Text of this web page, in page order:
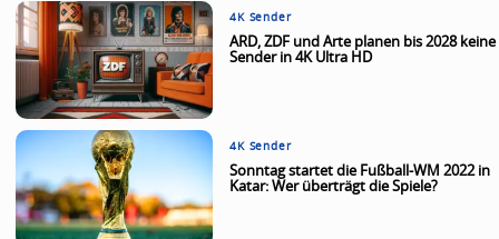
4K Sender
ARD, ZDF und Arte planen bis 2028 keine
Sender in 4K Ultra HD
4K Sender
Sonntag startet die Fußball-WM 2022 in
Katar: Wer überträgt die Spiele?